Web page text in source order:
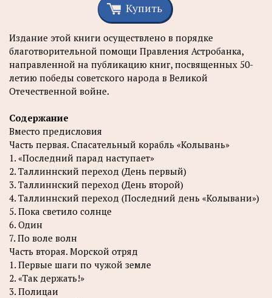
Купить
Издание этой книги осуществлено в порядке
благотворительной помощи Правления Астробанка,
направленной на публикацию книг, посвященных 50-
летию победы советского народа в Великой
Отечественной войне.
Содержание
Вместо предисловия
Часть первая. Спасательный корабль «Колывань»
1. «Последний парад наступает»
2. Таллиннский переход (День первый)
3. Таллиннский переход (День второй)
4. Таллиннский переход (Последний день «Колывани»)
5. Пока светило солнце
6. Один
7. По воле волн
Часть вторая. Морской отряд
1. Первые шаги по чужой земле
2. «Так держать!»
3. Полицаи